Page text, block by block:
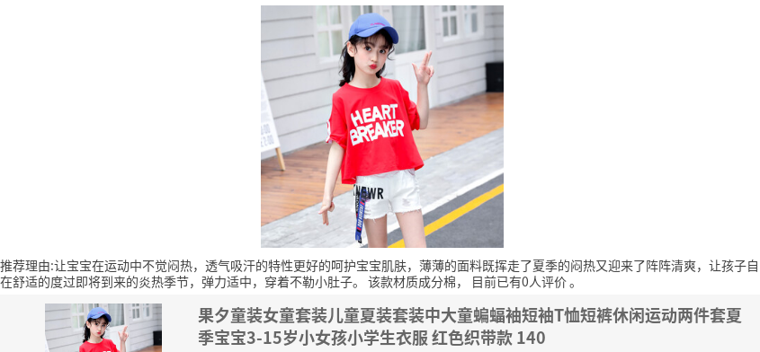
推荐理由:让宝宝在运动中不觉闷热，透气吸汗的特性更好的呵护宝宝肌肤，薄薄的面料既挥走了夏季的闷热又迎来了阵阵清爽，让孩子自
在舒适的度过即将到来的炎热季节，弹力适中，穿着不勒小肚子。 该款材质成分棉， 目前已有0人评价。
果夕童装女童套装儿童夏装套装中大童蝙蝠袖短袖T恤短裤休闲运动两件套夏
季宝宝3-15岁小女孩小学生衣服 红色织带款 140